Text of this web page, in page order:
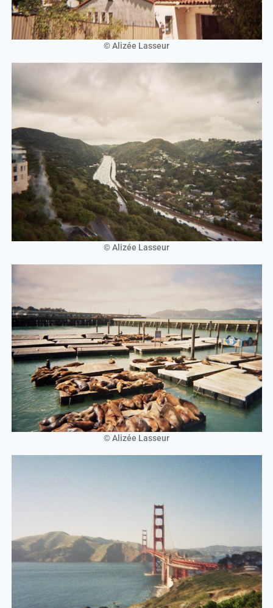
© Alizée Lasseur
© Alizée Lasseur
© Alizée Lasseur